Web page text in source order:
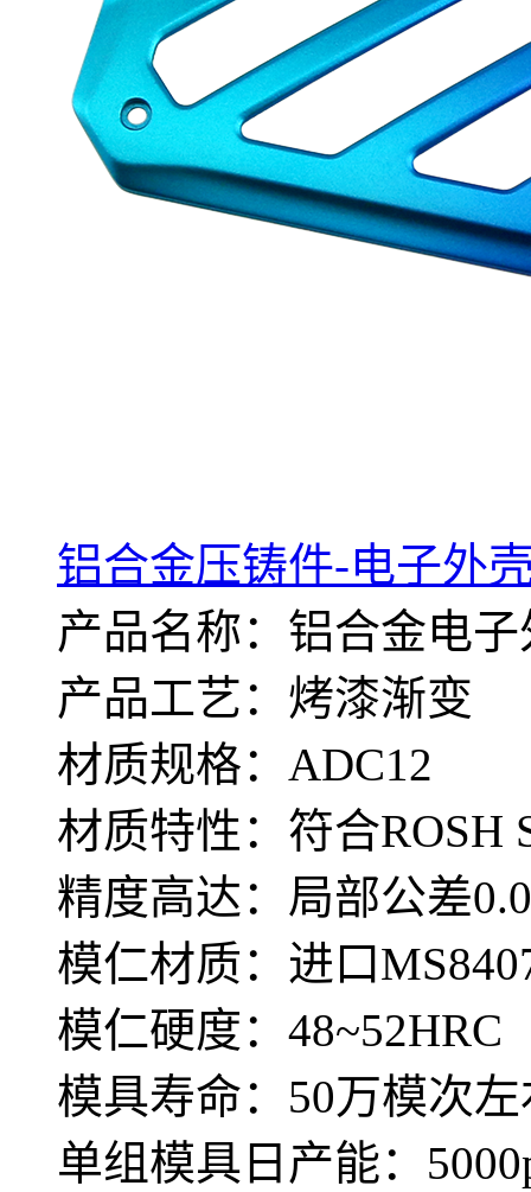
铝合金压铸件-电子外
产品名称：铝合金电
产品工艺：烤漆渐变
材质规格：ADC12
材质特性：符合ROSH
精度高达：局部公差
模仁材质：进口
模仁硬度：48~52HRC
模具寿命：50万模次左
单组模具日产能：